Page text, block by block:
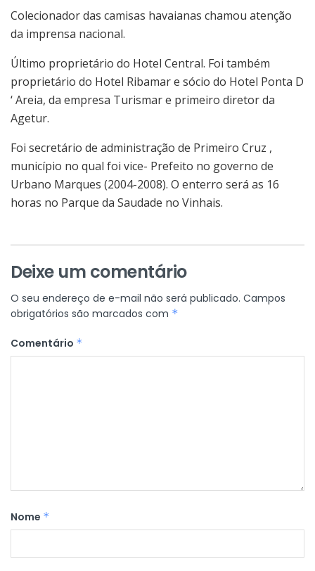
Colecionador das camisas havaianas chamou atenção
da imprensa nacional.
Último proprietário do Hotel Central. Foi também
proprietário do Hotel Ribamar e sócio do Hotel Ponta D
‘ Areia, da empresa Turismar e primeiro diretor da
Agetur.
Foi secretário de administração de Primeiro Cruz ,
município no qual foi vice- Prefeito no governo de
Urbano Marques (2004-2008). O enterro será as 16
horas no Parque da Saudade no Vinhais.
Deixe um comentário
O seu endereço de e-mail não será publicado. Campos
obrigatórios são marcados com *
Comentário *
Nome *